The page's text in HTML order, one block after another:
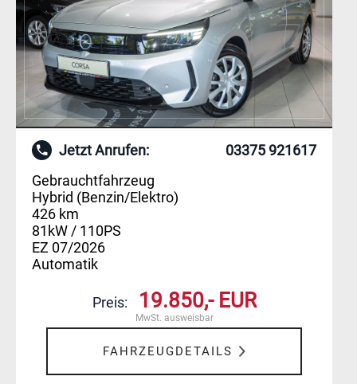
Jetzt Anrufen:
03375 921617
Gebrauchtfahrzeug
Hybrid (Benzin/Elektro)
426 km
81kW / 110PS
EZ 07/2026
Automatik
Preis: 19.850,- EUR
MwSt. ausweisbar
FAHRZEUGDETAILS